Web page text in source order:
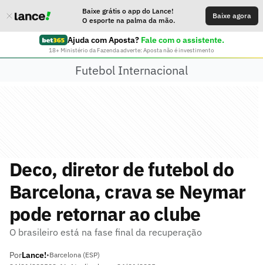
Baixe grátis o app do Lance!
O esporte na palma da mão.
Baixe agora
Ajuda com Aposta? Fale com o assistente.
18+ Ministério da Fazenda adverte: Aposta não é investimento
Futebol Internacional
Deco, diretor de futebol do
Barcelona, crava se Neymar
pode retornar ao clube
O brasileiro está na fase final da recuperação
PorLance!•Barcelona (ESP)